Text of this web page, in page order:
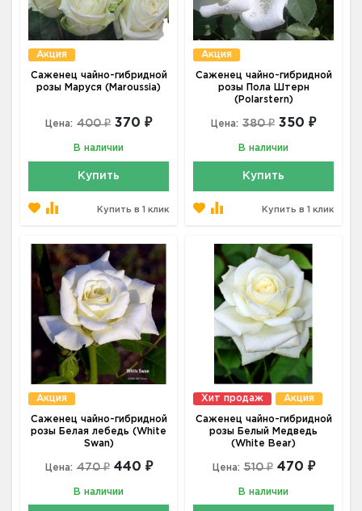
Акция
Саженец чайно-гибридной
розы Маруся (Maroussia)
Цена: 400 ₽ 370 ₽
В наличии
Купить
Купить в 1 клик
Акция
Саженец чайно-гибридной
розы Пола Штерн
(Polarstern)
Цена: 380 ₽ 350 ₽
В наличии
Купить
Купить в 1 клик
Акция
Саженец чайно-гибридной
розы Белая лебедь (White
Swan)
Цена: 470 ₽ 440 ₽
В наличии
Хит продаж Акция
Саженец чайно-гибридной
розы Белый Медведь
(White Bear)
Цена: 510 ₽ 470 ₽
В наличии